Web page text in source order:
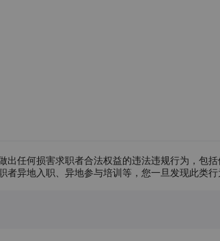
出任何损害求职者合法权益的违法违规行为，包
者异地入职、异地参与培训等，您一旦发现此类